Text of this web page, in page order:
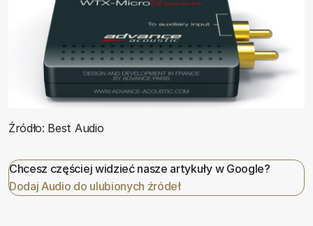
Źródło: Best Audio
Chcesz częściej widzieć nasze artykuły w Google?
Dodaj Audio do ulubionych źródeł